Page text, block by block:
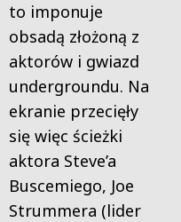
to imponuje
obsadą złożoną z
aktorów i gwiazd
undergroundu. Na
ekranie przecięły
się więc ścieżki
aktora Steve’a
Buscemiego, Joe
Strummera (lider